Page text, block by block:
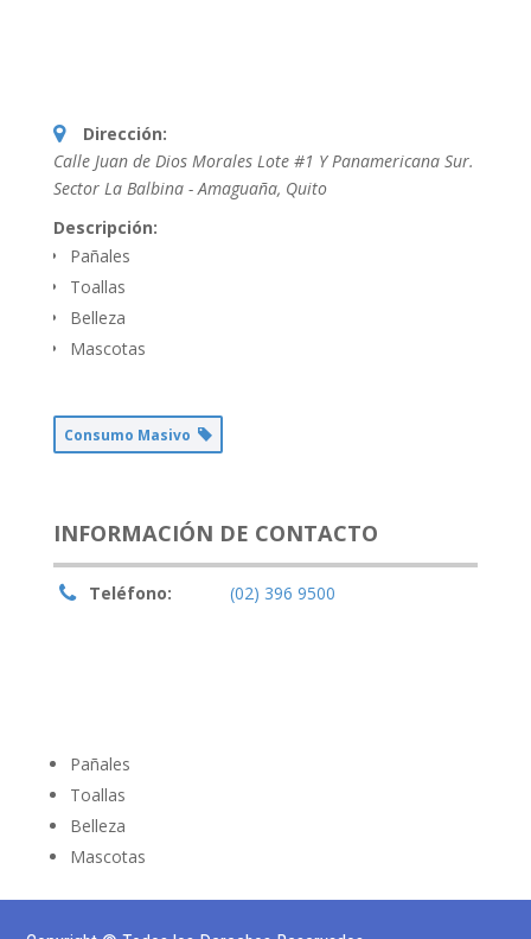
Dirección:
Calle Juan de Dios Morales Lote #1 Y Panamericana Sur.
Sector La Balbina - Amaguaña, Quito
Descripción:
Pañales
Toallas
Belleza
Mascotas
Consumo Masivo
INFORMACIÓN DE CONTACTO
Teléfono: (02) 396 9500
Pañales
Toallas
Belleza
Mascotas